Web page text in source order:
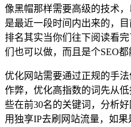
像黑帽那样需要高级的技术
是最近一段时间内出来的，
排名其实当你们往下阅读看
们也可以做，而且是个SEO都
优化网站需要通过正规的手
作弊，优化高指数的词先从
些在前30名的关键词，分析
用独享IP去刷网站流量，如果